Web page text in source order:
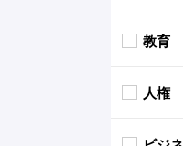
プ
ア
逆境
女性
教育
AI
人権